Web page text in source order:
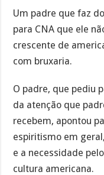
Um padre que faz
para CNA que ele
crescente de
com bruxaria.
O padre, que pediu
da atenção que
recebem, apontou
espiritismo em
e a necessidade
cultura americana.